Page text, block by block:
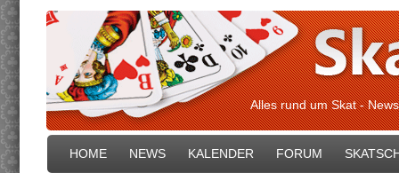
Alles rund um Skat -
HOME NEWS KALENDER FORUM